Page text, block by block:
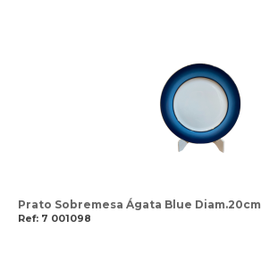
Prato Sobremesa Ágata Blue Diam.20cm
Ref: 7 001098